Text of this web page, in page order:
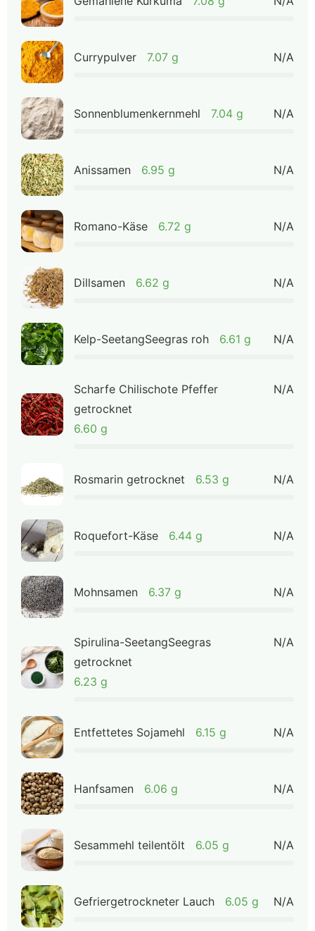
Currypulver 7.07 g N/A
Sonnenblumenkernmehl 7.04 g N/A
Anissamen 6.95 g N/A
Romano-Käse 6.72 g N/A
Dillsamen 6.62 g N/A
Kelp-SeetangSeegras roh 6.61 g N/A
Scharfe Chilischote Pfeffer
getrocknet
6.60 g
N/A
Rosmarin getrocknet 6.53 g N/A
Roquefort-Käse 6.44 g N/A
Mohnsamen 6.37 g N/A
Spirulina-SeetangSeegras
getrocknet
6.23 g
N/A
Entfettetes Sojamehl 6.15 g N/A
Hanfsamen 6.06 g N/A
Sesammehl teilentölt 6.05 g N/A
Gefriergetrockneter Lauch 6.05 g N/A